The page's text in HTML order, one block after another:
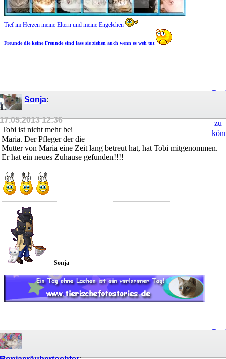
Tief im Herzen meine Eltern und meine Engelchen
Freunde die keine Freunde sind lass sie ziehen auch wenn es weh tut
zu
Sonja:
17.05.201312:36
Tobi ist nicht mehr bei
Maria. Der Pfleger der die
Mutter von Maria eine Zeit lang betreut hat, hat Tobi mitgenommen.
Er hat ein neues Zuhause gefunden!!!!
Sonja